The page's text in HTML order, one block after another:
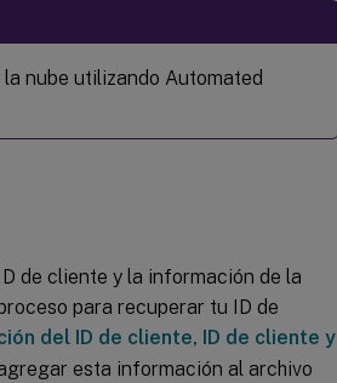
nube utilizando Automated
de cliente y la información de la
para recuperar tu ID de
del ID de cliente, ID de cliente y
esta información al archivo